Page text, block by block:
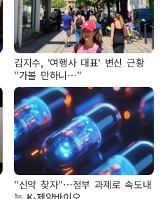
김지수, '여행사 대표' 변신 근황
"가볼 만하니…"
"신약 찾자"…정부 과제로 속도내